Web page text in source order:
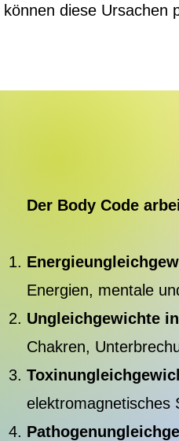
können diese Ursachen
Der Body Code
Energien, mentale
Ungleichgewichte
Chakren,
elektromagnetisches